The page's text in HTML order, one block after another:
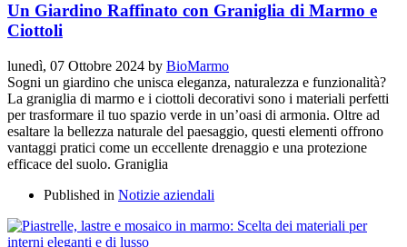
Un Giardino Raffinato con Graniglia di Marmo e
Ciottoli
lunedì, 07 Ottobre 2024 by BioMarmo
Sogni un giardino che unisca eleganza, naturalezza e funzionalità?
La graniglia di marmo e i ciottoli decorativi sono i materiali perfetti
per trasformare il tuo spazio verde in un’oasi di armonia. Oltre ad
esaltare la bellezza naturale del paesaggio, questi elementi offrono
vantaggi pratici come un eccellente drenaggio e una protezione
efficace del suolo. Graniglia
Published in Notizie aziendali